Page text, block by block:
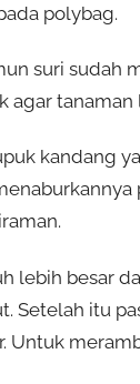
polybag.
suri sudah
agar tanaman
kandang
lebih besar
Setelah itu
Untuk